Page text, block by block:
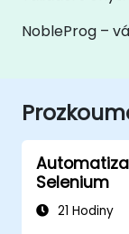
NobleProg –
Selenium
21 Hodiny